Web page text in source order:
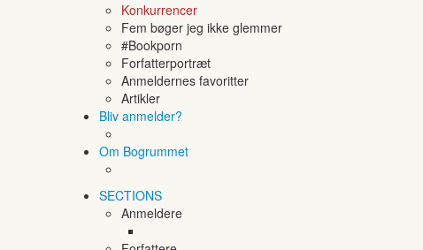
Konkurrencer
Fem bøger jeg ikke glemmer
#Bookporn
Forfatterportræt
Anmeldernes favoritter
Artikler
Bliv anmelder?
Om Bogrummet
SECTIONS
Anmeldere